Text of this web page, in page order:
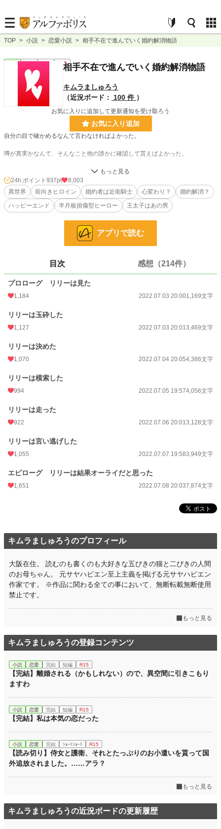
TOP > 小説 > 恋愛小説 > 相手不在で進んでいく婚約解消物語
完結 短編 R15相手不在で進んでいく婚約解消物語
キムラましゅろう
（近況ボード：
100 件 ）
お気に入りに追加して更新通知を受け取ろう
お気に入り追加
自分の目で確かめるなんて言わなければよかった。
噂が真実かなんて、そんなこと他の誰かに確認して貰えばよかった。
今、わたしの目の前にある光景が、それが単なる噂では無かったと物語る……。
王都で近衛騎士として働く婚約者に恋人が出来たという噂を確かめるべく単身王
都へ乗り込んだリリーが見たものは、婚約者のグレインが恋人と噂される女性の
肩を抱いて歩く姿だった……。
噂が真実と確信したリリーは領地に戻り、居候先の家族を巻き込んで婚約解消へ
これは婚約者の心変わりを知った直後から、幸せになれる道を模索して突き進む
リリーの数日間の物語である。
果たしてリリーは幸せになれるのか。
完全ご都合主義、完全ノーリアリティでラストまで作者も突き進みます。
全て大らかな心で受け止めて下さい。
小説家になろうサンでも投稿します。
小説
恋愛 875 位 / 66,403 件
お気に入り
24h.ポイント 937 pt
文字数
更新日時 2022.07.08 20:03
月間ポイント 11,669 pt (3,910 位)
年間ポイント 204,293 pt (3,057 位)
累計ポイント 1,781,974 pt (3,212 位)
24h.ポイント 937pt
8,003
異世界
前向きヒロイン 婚約者は近衛騎士 心変わり？
婚約解消？
ハッピーエンド
半月板損傷型ヒーロー 王太子はあの男
アプリで読む
目次 感想（214件）
プロローグ リリーは見た
1,184 2022.07.03 20:001,169文字
リリーは玉砕した
1,127 2022.07.03 20:013,469文字
リリーは決めた
1,070 2022.07.04 20:054,386文字
リリーは模索した
994 2022.07.05 19:574,056文字
リリーは走った
922 2022.07.06 20:013,128文字
リリーは言い逃げした
1,055 2022.07.07 19:583,949文字
エピローグ リリーは結果オーライだと思った
1,651 2022.07.08 20:037,874文字
キムラましゅろうのプロフィール
大阪在住。 読むのも書くのも大好きな五ぴきの猫と二ぴきの人間
のお母ちゃん。 元サヤハピエン至上主義を掲げる元サヤハピエン
作家です。 ※作品に関わる全ての事において、無断転載無断使用
禁止です。
もっと見る
キムラましゅろうの登録コンテンツ
小説 恋愛 完結 短編 R15
【完結】離婚される（かもしれない）ので、異空間に引きこもり
ますわ
小説 恋愛 完結 短編 R15
【完結】私は本気の恋だった
小説 恋愛 完結 ｼｮｰﾄｼｮｰﾄ R15
【読み切り】侍女と護衛、それとたっぷりのお小遣いを貰って国
外追放されました。……アラ？
もっと見る
キムラましゅろうの近況ボードの更新履歴